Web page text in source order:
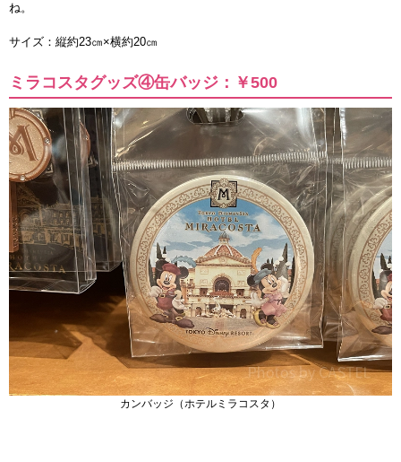
ね。
サイズ：縦約23㎝×横約20㎝
ミラコスタグッズ④缶バッジ：￥500
カンバッジ（ホテルミラコスタ）